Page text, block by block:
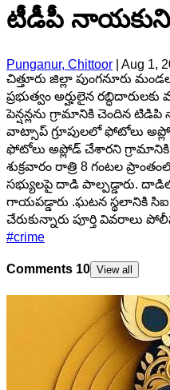
టీడీపీ
Punganur, Chittoor
Aug 1,
చిత్తూరు జిల్లా పుంగనూరు
ప్రభుత్వం అర్హులైన
పెన్షన్లను గ్రామానికి చెందిన
వాట్సాప్ గ్రూపులలో ఫోటోలు
ఫోటోలు అప్లోడ్ చేశారని గ్రామానికి
శుక్రవారం రాత్రి 8 గంటల
సభ్యులపై దాడి పాల్పడ్డారు.
గాయపడ్డారు .ఘటన స్థలానికి
చేరుకున్నారు పూర్తి వివరాలు
#crime
Comments 10 View all